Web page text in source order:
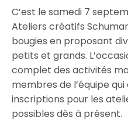
C’est le samedi 7
Ateliers créatifs
bougies en proposant
petits et grands.
complet des activités
membres de l’équipe
inscriptions pour les
possibles dès à présent.